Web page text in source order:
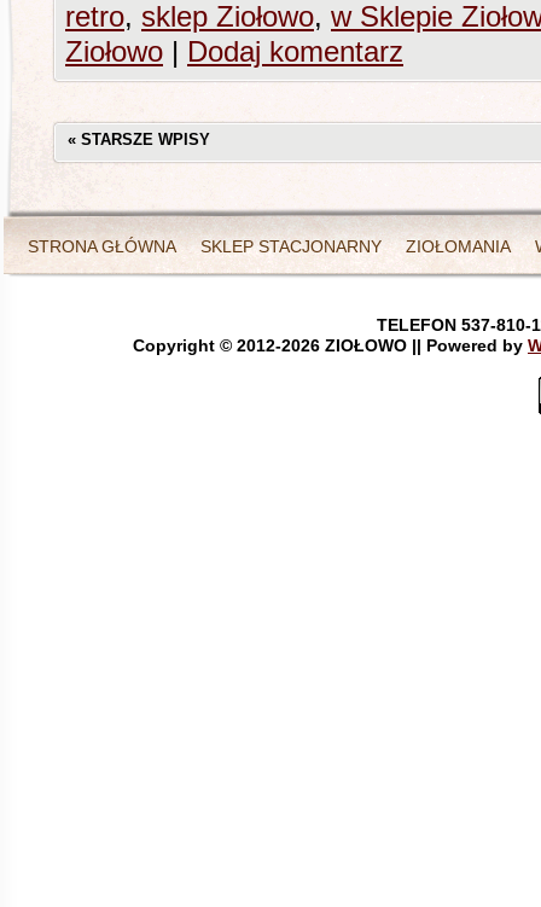
retro, sklep Ziołowo, w Sklepie
Ziołowo | Dodaj komentarz
« STARSZE WPISY
STRONA GŁÓWNA SKLEP STACJONARNY ZIOŁOMANIA
TELEFON 537-810-
Copyright © 2012-2026 ZIOŁOWO || Powered by